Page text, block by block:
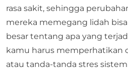
rasa sakit, sehingga
mereka memegang lidah
besar tentang apa yang
kamu harus memperhatikan
atau tanda-tanda stres